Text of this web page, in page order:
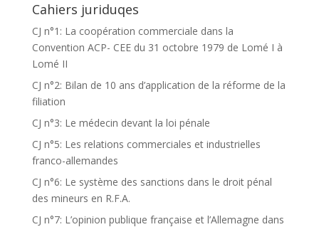
Cahiers juriduqes
CJ n°1: La coopération commerciale dans la
Convention ACP- CEE du 31 octobre 1979 de Lomé I à
Lomé II
CJ n°2: Bilan de 10 ans d’application de la réforme de la
filiation
CJ n°3: Le médecin devant la loi pénale
CJ n°5: Les relations commerciales et industrielles
franco-allemandes
CJ n°6: Le système des sanctions dans le droit pénal
des mineurs en R.F.A.
CJ n°7: L’opinion publique française et l’Allemagne dans